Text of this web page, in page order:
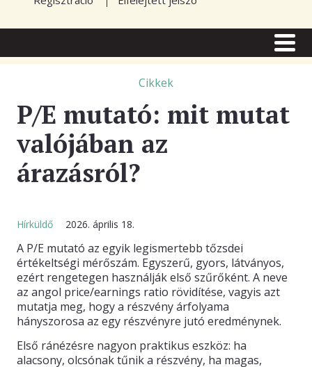
TŐZSDE FÓRUM
TUDÁSTÁR
RSS OLVASÓ
ELŐFIZETÉS
KAPCSOLAT
Cikkek
P/E mutató: mit mutat
valójában az
árazásról?
Hírküldő 2026. április 18.
A P/E mutató az egyik legismertebb tőzsdei
értékeltségi mérőszám. Egyszerű, gyors, látványos,
ezért rengetegen használják első szűrőként. A neve
az angol price/earnings ratio rövidítése, vagyis azt
mutatja meg, hogy a részvény árfolyama
hányszorosa az egy részvényre jutó eredménynek.
Első ránézésre nagyon praktikus eszköz: ha
alacsony, olcsónak tűnik a részvény, ha magas,